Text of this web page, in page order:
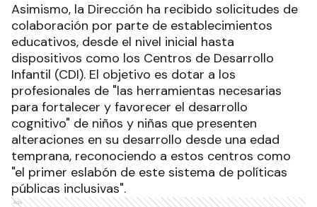
Asimismo, la Dirección ha recibido solicitudes de
colaboración por parte de establecimientos
educativos, desde el nivel inicial hasta
dispositivos como los Centros de Desarrollo
Infantil (CDI). El objetivo es dotar a los
profesionales de "las herramientas necesarias
para fortalecer y favorecer el desarrollo
cognitivo" de niños y niñas que presenten
alteraciones en su desarrollo desde una edad
temprana, reconociendo a estos centros como
"el primer eslabón de este sistema de políticas
públicas inclusivas".
Ads